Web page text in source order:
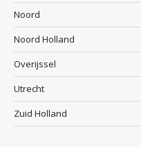
Noord
Noord Holland
Overijssel
Utrecht
Zuid Holland